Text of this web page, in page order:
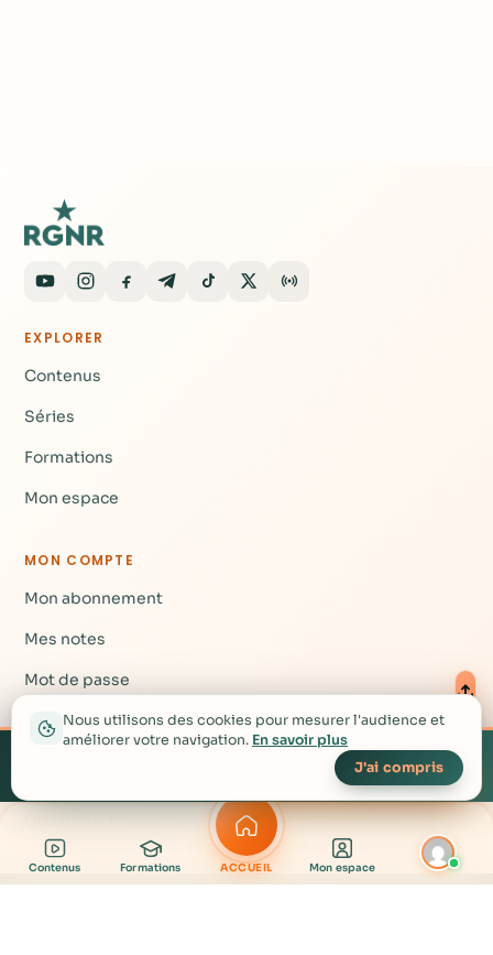
Contenus Formations ACCUEIL Mon espace
Nous utilisons des cookies pour mesurer l'audience et
améliorer votre navigation. En savoir plus
J'ai compris
EXPLORER
Contenus
Séries
Formations
Mon espace
MON COMPTE
Mon abonnement
Mes notes
Mot de passe
AIDE
▴
Créez votre compte
Créer mon compte gratuit →